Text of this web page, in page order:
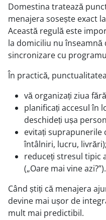
Domestina tratează
menajera sosește exact
Această regulă este
la domiciliu nu înseamnă
sincronizare cu
În practică,
vă organizați ziua
planificați accesul în
deschideți ușa
evitați suprapunerile
întâlniri, lucru, livrări);
reduceți stresul tipic
(„Oare mai vine azi?”).
Când știți că menajera
devine mai ușor de
mult mai predictibil.